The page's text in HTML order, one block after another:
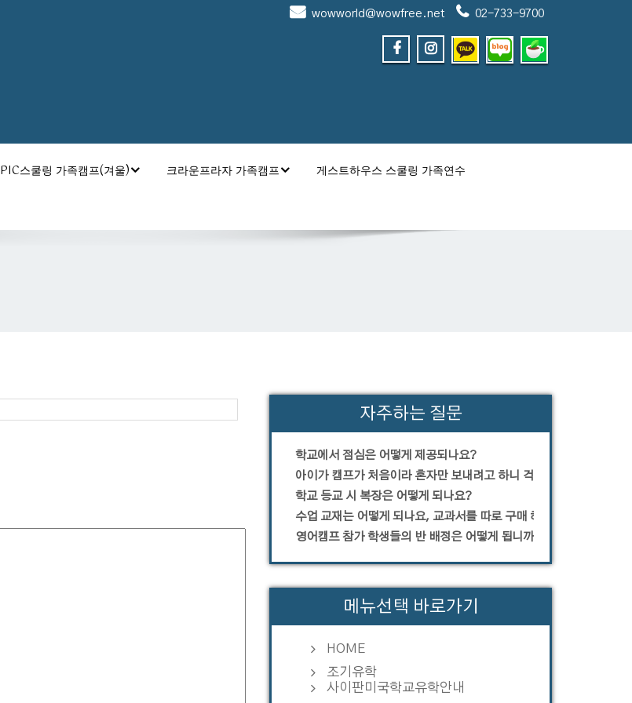
wowworld@wowfree.net 02-733-9700
PIC스쿨링 가족캠프(겨울) 크라운프라자 가족캠프
게스트하우스 스쿨링 가족연수
자주하는 질문
학교에서 점심은 어떻게 제공되나요?
아이가 캠프가 처음이라 혼자만 보내려고 하니 걱정입니다.
학교 등교 시 복장은 어떻게 되나요?
수업 교재는 어떻게 되나요, 교과서를 따로 구매 해야 하나요?
영어캠프 참가 학생들의 반 배정은 어떻게 됩니까?
메뉴선택 바로가기
HOME
조기유학
사이판미국학교유학안내